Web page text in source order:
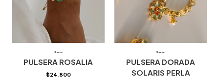
Nuevo
PULSERA ROSALIA
$24.800
Nuevo
PULSERA DORADA
SOLARIS PERLA